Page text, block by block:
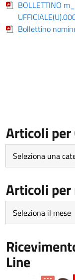
BOLLETTINO
Bollettino
Articoli per
per
Articoli per
per
Line